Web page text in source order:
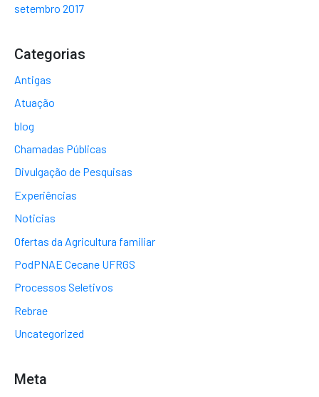
setembro 2017
Categorias
Antigas
Atuação
blog
Chamadas Públicas
Divulgação de Pesquisas
Experiências
Noticias
Ofertas da Agricultura familiar
PodPNAE Cecane UFRGS
Processos Seletivos
Rebrae
Uncategorized
Meta